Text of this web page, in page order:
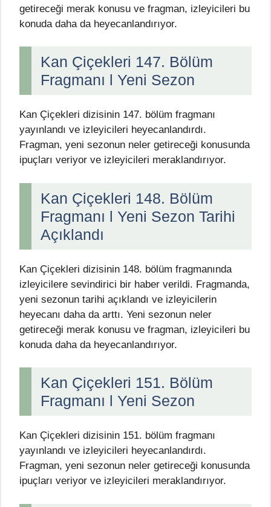
getireceği merak konusu ve fragman, izleyicileri bu
konuda daha da heyecanlandırıyor.
Kan Çiçekleri 147. Bölüm
Fragmanı l Yeni Sezon
Kan Çiçekleri dizisinin 147. bölüm fragmanı
yayınlandı ve izleyicileri heyecanlandırdı.
Fragman, yeni sezonun neler getireceği konusunda
ipuçları veriyor ve izleyicileri meraklandırıyor.
Kan Çiçekleri 148. Bölüm
Fragmanı l Yeni Sezon Tarihi
Açıklandı
Kan Çiçekleri dizisinin 148. bölüm fragmanında
izleyicilere sevindirici bir haber verildi. Fragmanda,
yeni sezonun tarihi açıklandı ve izleyicilerin
heyecanı daha da arttı. Yeni sezonun neler
getireceği merak konusu ve fragman, izleyicileri bu
konuda daha da heyecanlandırıyor.
Kan Çiçekleri 151. Bölüm
Fragmanı l Yeni Sezon
Kan Çiçekleri dizisinin 151. bölüm fragmanı
yayınlandı ve izleyicileri heyecanlandırdı.
Fragman, yeni sezonun neler getireceği konusunda
ipuçları veriyor ve izleyicileri meraklandırıyor.